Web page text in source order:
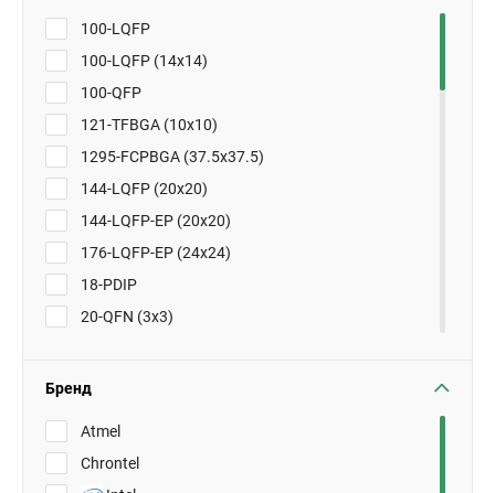
100-LQFP
100-LQFP (14x14)
100-QFP
121-TFBGA (10x10)
1295-FCPBGA (37.5x37.5)
144-LQFP (20x20)
144-LQFP-EP (20x20)
176-LQFP-EP (24x24)
18-PDIP
20-QFN (3x3)
Бренд
Atmel
Chrontel